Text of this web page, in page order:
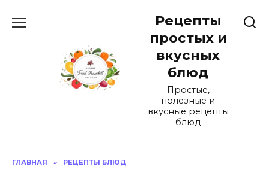
Рецепты
простых и
вкусных
блюд
Простые,
полезные и
вкусные рецепты
блюд
ГЛАВНАЯ » РЕЦЕПТЫ БЛЮД